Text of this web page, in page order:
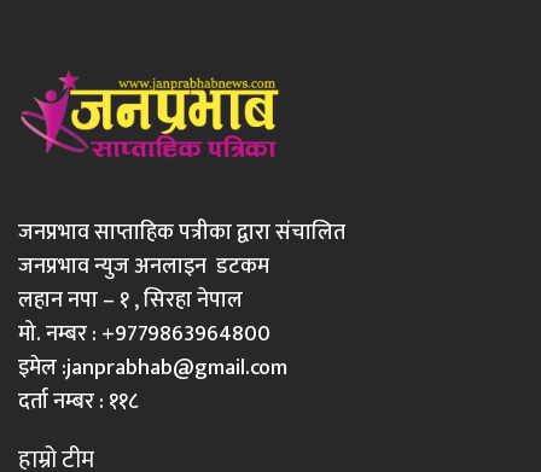
जनप्रभाव साप्ताहिक पत्रीका द्वारा संचालित
जनप्रभाव न्युज अनलाइन डटकम
लहान नपा – १ , सिरहा नेपाल
मो. नम्बर : +9779863964800
इमेल :janprabhab@gmail.com
दर्ता नम्बर : ११८
हाम्रो टीम